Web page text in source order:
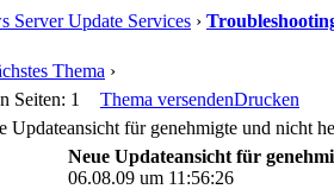
Server Update Services ›
Thema ›
Seiten: 1
Thema versendenDrucken
Updateansicht für genehmigte und nicht
Neue Updateansicht für
06.08.09 um 11:56:26